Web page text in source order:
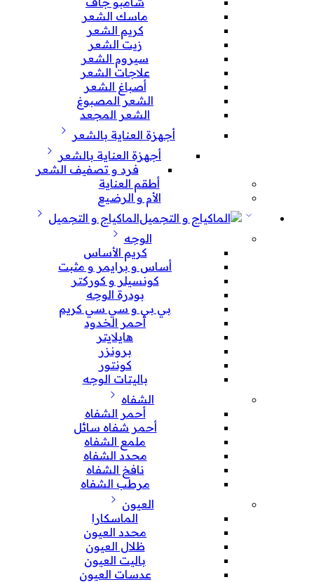
ماسك الشعر
كريم الشعر
زيت الشعر
سيروم الشعر
علاجات الشعر
أصباغ الشعر
الشعر المصبوغ
الشعر المجعد
أجهزة العناية بالشعر
أجهزة العناية بالشعر
فرد و تصفيف الشعر
أطقم العناية
الأم و الرضيع
الماكياج و التجميل
الوجه
كريم الأساس
أساس و برايمر و مثبت
كونسيلر و كوركتر
بودرة الوجه
بي بي و سي سي كريم
أحمر الخدود
هايلايتر
برونزر
كونتور
باليتات الوجه
الشفاه
أحمر الشفاه
أحمر شفاه سائل
ملمع الشفاه
محدد الشفاه
نافخ الشفاه
مرطب الشفاه
العيون
الماسكارا
محدد العيون
ظلال العيون
باليت العيون
عدسات العيون